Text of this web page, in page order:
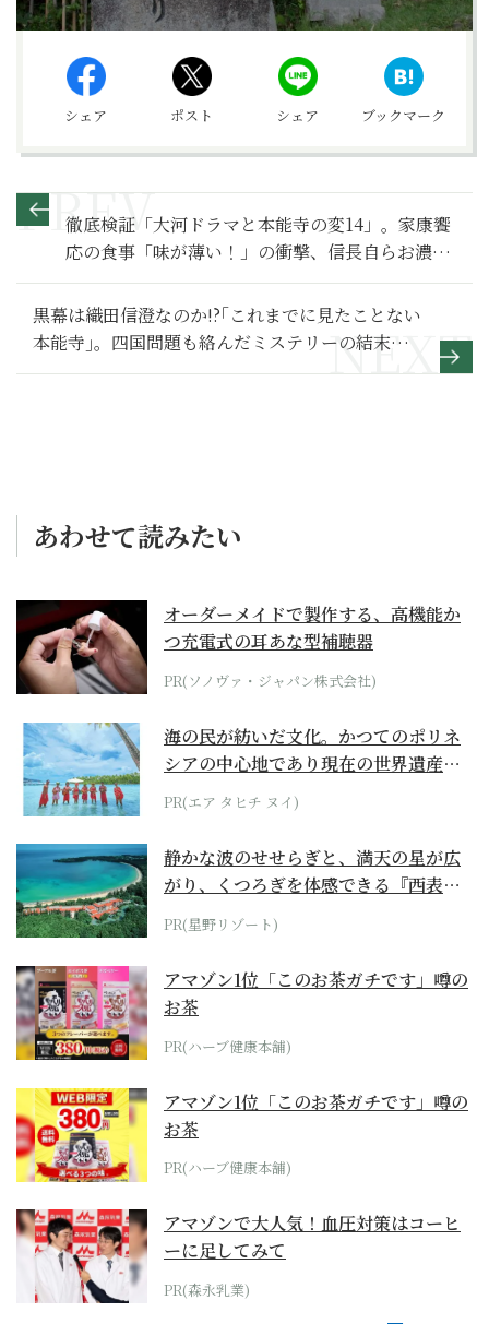
シェア ポスト シェア ブックマーク
徹底検証「大河ドラマと本能寺の変14」。家康饗
応の食事「味が薄い！」の衝撃、信長自らお濃の
命を絶つ本能寺【豊臣兄弟！ 満喫リポート】
2014年『軍師官兵衛』編
黒幕は織田信澄なのか!?｢これまでに見たことない
本能寺｣。四国問題も絡んだミステリーの結末に
期待高まる【豊臣兄弟！ 満喫リポート】26
あわせて読みたい
オーダーメイドで製作する、高機能か
つ充電式の耳あな型補聴器
PR(ソノヴァ・ジャパン株式会社)
海の民が紡いだ文化。かつてのポリネ
シアの中心地であり現在の世界遺産か
らみえてくる...
PR(エア タヒチ ヌイ)
静かな波のせせらぎと、満天の星が広
がり、くつろぎを体感できる『西表島
ホテル by...
PR(星野リゾート)
アマゾン1位「このお茶ガチです」噂の
お茶
PR(ハーブ健康本舗)
アマゾン1位「このお茶ガチです」噂の
お茶
PR(ハーブ健康本舗)
アマゾンで大人気！血圧対策はコーヒ
ーに足してみて
PR(森永乳業)